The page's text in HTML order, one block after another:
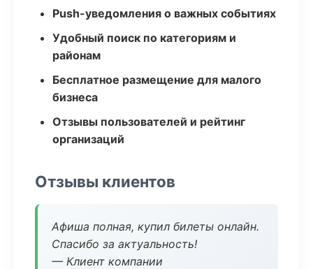
Push-уведомления о важных событиях
Удобный поиск по категориям и
районам
Бесплатное размещение для малого
бизнеса
Отзывы пользователей и рейтинг
организаций
Отзывы клиентов
Афиша полная, купил билеты онлайн.
Спасибо за актуальность!
— Клиент компании